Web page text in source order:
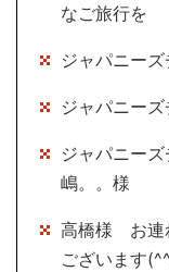
なご旅行を
ジャパニー
ジャパニー
ジャパニー
嶋。。様
高橋様 お連
ございます